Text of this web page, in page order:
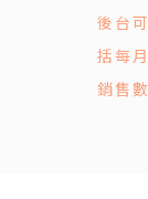
後台
括每
銷售